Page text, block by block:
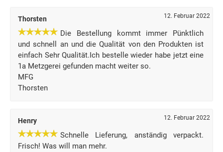
Thorsten 12. Februar 2022
Die Bestellung kommt immer Pünktlich
und schnell an und die Qualität von den Produkten ist
einfach Sehr Qualität.Ich bestelle wieder habe jetzt eine
1a Metzgerei gefunden macht weiter so.
MFG
Thorsten
Henry 12. Februar 2022
Schnelle Lieferung, anständig verpackt.
Frisch! Was will man mehr.